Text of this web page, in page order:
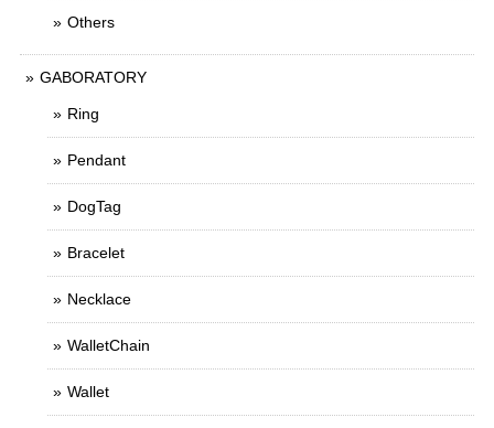
Others
GABORATORY
Ring
Pendant
DogTag
Bracelet
Necklace
WalletChain
Wallet